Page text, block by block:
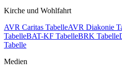
Kirche und Wohlfahrt
AVR Caritas TabelleAVR Diakonie
TabelleBAT-KF TabelleBRK Tabelle
Tabelle
Medien